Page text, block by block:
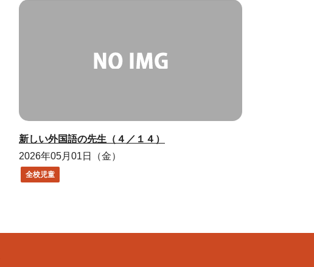
新しい外国語の先生（４／１４）
2026年05月01日（金）
全校児童